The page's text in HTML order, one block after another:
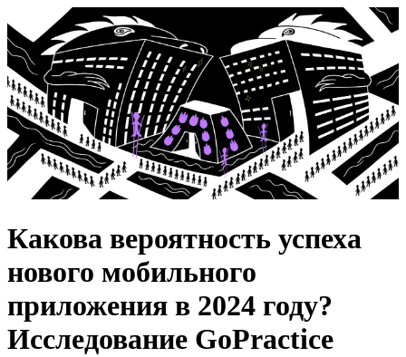
Какова вероятность успеха
нового мобильного
приложения в 2024 году?
Исследование GoPractice